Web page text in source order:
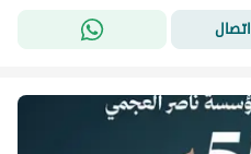
اتصال